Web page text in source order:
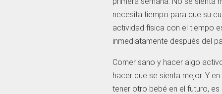
necesita tiempo para que su
actividad física con el tiempo
inmediatamente después del
Comer sano y hacer algo
hacer que se sienta mejor. Y
tener otro bebé en el futuro,